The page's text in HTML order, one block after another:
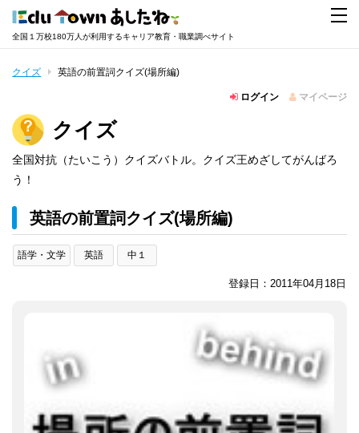
全国１万校180万人が利用するキャリア教育・職業調べサイト
クイズ 英語の前置詞クイズ(場所編)
ログイン マイページ
クイズ
全国対抗（たいこう）クイズバトル。クイズ王めざしてがんばろ
う！
英語の前置詞クイズ(場所編)
語学・文学 英語 中１
登録日：2011年04月18日